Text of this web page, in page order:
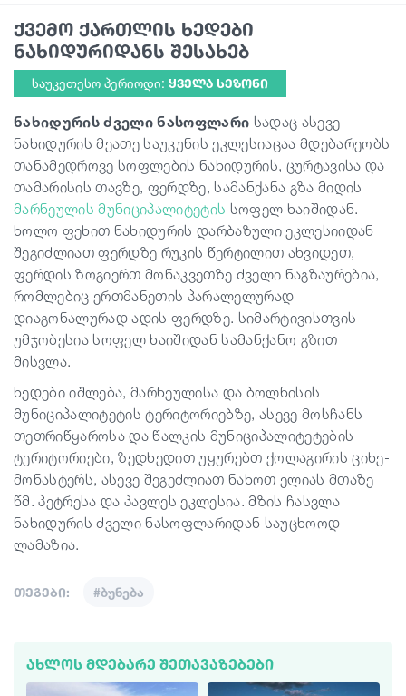
სტატიები
ტრანსპორტი
ივენთები
დაგეგმე მოგზაურობა
საქართველო
ქვემო ქართლის ხედები
ნახიდურიდანს შესახებ
საუკეთესო პერიოდი: ᲧᲕᲔᲚᲐ ᲡᲔᲖᲝᲜᲘ
ნახიდურის ძველი ნასოფლარი სადაც ასევე
ნახიდურის მეათე საუკუნის ეკლესიაცაა მდებარეობს
თანამედროვე სოფლების ნახიდურის, ცურტავისა და
თამარისის თავზე, ფერდზე, სამანქანა გზა მიდის
მარნეულის მუნიციპალიტეტის სოფელ ხაიშიდან.
ხოლო ფეხით ნახიდურის დარბაზული ეკლესიიდან
შეგიძლიათ ფერდზე რუკის წერტილით ახვიდეთ,
ფერდის ზოგიერთ მონაკვეთზე ძველი ნაგზაურებია,
რომლებიც ერთმანეთის პარალელურად
დიაგონალურად ადის ფერდზე. სიმარტივისთვის
უმჯობესია სოფელ ხაიშიდან სამანქანო გზით
მისვლა.
ხედები იშლება, მარნეულისა და ბოლნისის
მუნიციპალიტეტის ტერიტორიებზე, ასევე მოსჩანს
თეთრიწყაროსა და წალკის მუნიციპალიტეტების
ტერიტორიები, ზედხედით უყურებთ ქოლაგირის ციხე-
მონასტერს, ასევე შეგეძლიათ ნახოთ ელიას მთაზე
წმ. პეტრესა და პავლეს ეკლესია. მზის ჩასვლა
ნახიდურის ძველი ნასოფლარიდან საუცხოოდ
ლამაზია.
თეგები: #ბუნება
ᲐᲮᲚᲝᲡ ᲛᲓᲔᲑᲐᲠᲔ ᲨᲔᲗᲐᲕᲐᲖᲔᲑᲔᲑᲘ